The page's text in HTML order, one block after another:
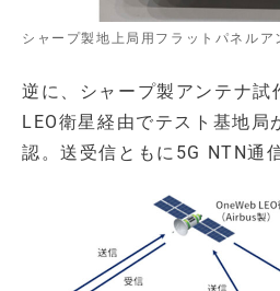
シャープ製地上局用フラットパネルア
逆に、シャープ製アンテナ試
LEO衛星経由でテスト基地局
認。送受信ともに5G NTN通